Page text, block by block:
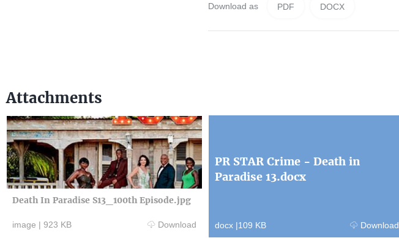
Download as PDF DOCX
Attachments
Death In Paradise S13_100th Episode.jpg
image | 923 KB Download
PR STAR Crime - Death in
Paradise 13.docx
docx |109 KB Download